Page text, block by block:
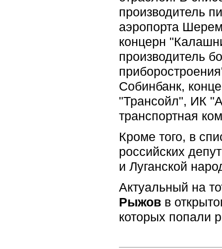
производитель
аэропорта
концерн
производитель
Собинбанк,
"Трансойл", ИК
транспортная
Кроме того, в
российских
и Луганской
Актуальный на
Рыжов в
которых попали